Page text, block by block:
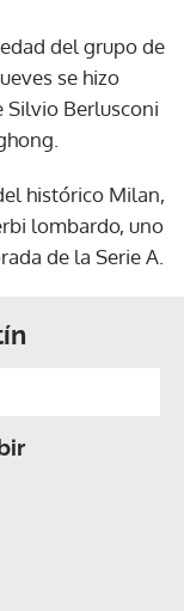
del grupo de
se hizo
Berlusconi
histórico Milan,
lombardo, uno
de la Serie A.